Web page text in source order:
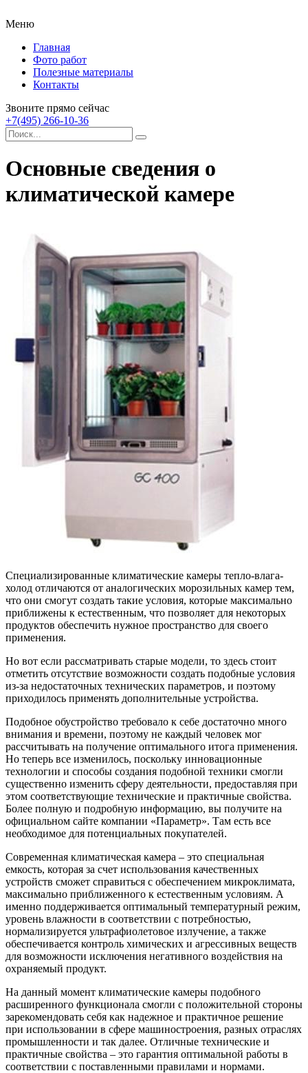
Меню
Главная
Фото работ
Полезные материалы
Контакты
Звоните прямо сейчас
+7(495) 266-10-36
Основные сведения о
климатической камере
Специализированные климатические камеры тепло-влага-
холод отличаются от аналогических морозильных камер тем,
что они смогут создать такие условия, которые максимально
приближены к естественным, что позволяет для некоторых
продуктов обеспечить нужное пространство для своего
применения.
Но вот если рассматривать старые модели, то здесь стоит
отметить отсутствие возможности создать подобные условия
из-за недостаточных технических параметров, и поэтому
приходилось применять дополнительные устройства.
Подобное обустройство требовало к себе достаточно много
внимания и времени, поэтому не каждый человек мог
рассчитывать на получение оптимального итога применения.
Но теперь все изменилось, поскольку инновационные
технологии и способы создания подобной техники смогли
существенно изменить сферу деятельности, предоставляя при
этом соответствующие технические и практичные свойства.
Более полную и подробную информацию, вы получите на
официальном сайте компании «Параметр». Там есть все
необходимое для потенциальных покупателей.
Современная климатическая камера – это специальная
емкость, которая за счет использования качественных
устройств сможет справиться с обеспечением микроклимата,
максимально приближенного к естественным условиям. А
именно поддерживается оптимальный температурный режим,
уровень влажности в соответствии с потребностью,
нормализируется ультрафиолетовое излучение, а также
обеспечивается контроль химических и агрессивных веществ
для возможности исключения негативного воздействия на
охраняемый продукт.
На данный момент климатические камеры подобного
расширенного функционала смогли с положительной стороны
зарекомендовать себя как надежное и практичное решение
при использовании в сфере машиностроения, разных отраслях
промышленности и так далее. Отличные технические и
практичные свойства – это гарантия оптимальной работы в
соответствии с поставленными правилами и нормами.